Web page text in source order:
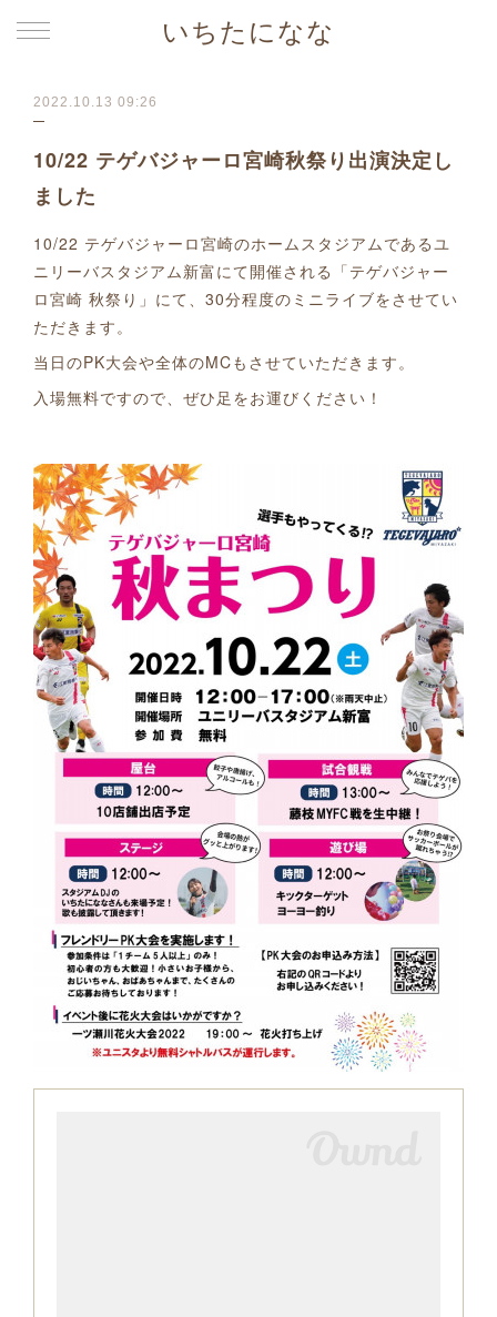
いちたになな
2022.10.13 09:26
10/22 テゲバジャーロ宮崎秋祭り出演決定し
ました
10/22 テゲバジャーロ宮崎のホームスタジアムであるユ
ニリーバスタジアム新富にて開催される「テゲバジャー
ロ宮崎 秋祭り」にて、30分程度のミニライブをさせてい
ただきます。
当日のPK大会や全体のMCもさせていただきます。
入場無料ですので、ぜひ足をお運びください！